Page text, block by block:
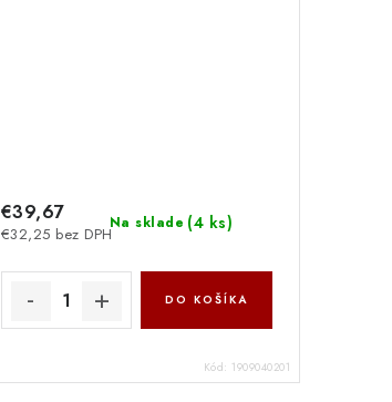
Na sklade (4 ks)
€32,25 bez DPH
€39,67
DO KOŠÍKA
Kód: 1909040201